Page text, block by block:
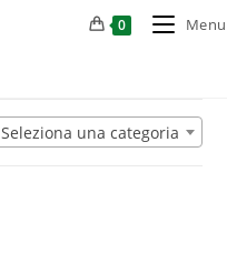
0 Menu
Seleziona una categoria